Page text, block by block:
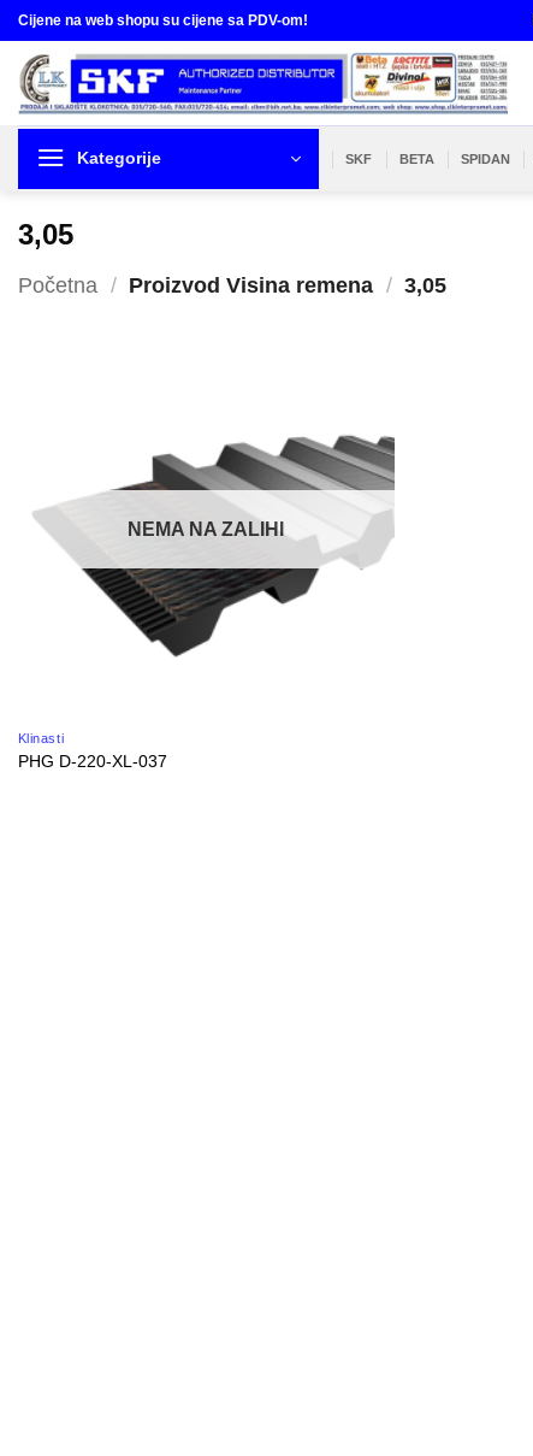
Skip
to
content
Cijene na web shopu su cijene sa PDV-om!
Kategorije SKF BETA SPIDAN
3,05
Početna / Proizvod Visina remena / 3,05
NEMA NA ZALIHI
Klinasti
PHG D-220-XL-037